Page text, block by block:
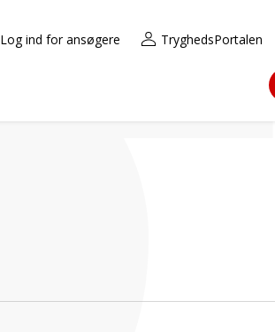
Log ind for ansøgere TryghedsPortalen